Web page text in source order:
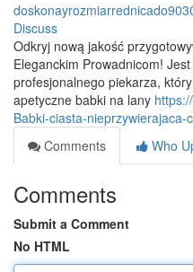
Discuss
Odkryj nową jakość
Eleganckim Prowadnicom!
profesjonalnego piekarza,
apetyczne babki na lany
Babki-ciasta-nieprzywierajaca-
Comments
Who
Comments
Submit a Comment
No HTML